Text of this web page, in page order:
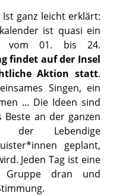
ganz leicht erklärt:
ist quasi ein
vom 01. bis 24.
findet auf der Insel
Aktion statt.
Singen, ein
... Die Ideen sind
an der ganzen
der Lebendige
geplant,
Jeden Tag ist eine
Gruppe dran und